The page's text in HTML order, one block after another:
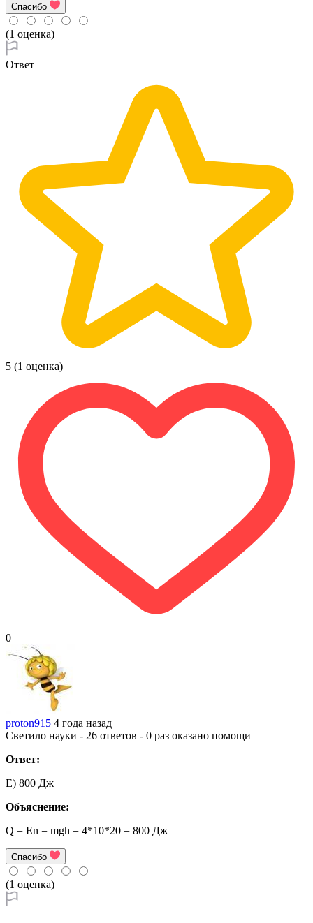
Спасибо
(1 оценка)
Ответ
5 (1 оценка)
0
proton915 4 года назад
Светило науки - 26 ответов - 0 раз оказано помощи
Ответ:
E) 800 Дж
Объяснение:
Q = En = mgh = 4*10*20 = 800 Дж
Спасибо
(1 оценка)